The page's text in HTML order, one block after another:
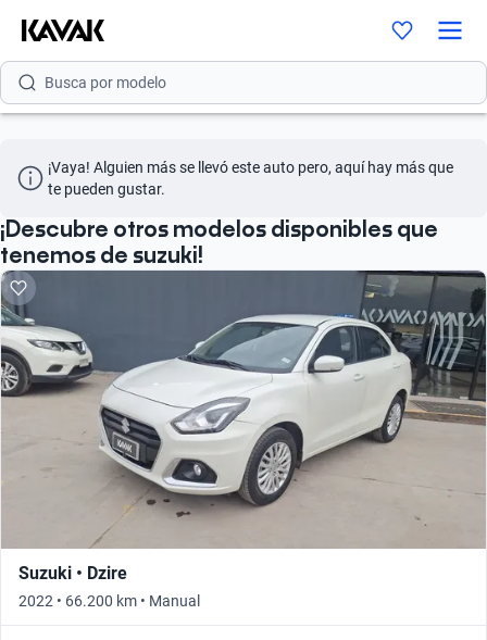
Busca por versión
Busca por marca
Busca por modelo
Busca por año
¡Vaya! Alguien más se llevó este auto pero, aquí hay más que
te pueden gustar.
¡Descubre otros modelos disponibles que
tenemos de suzuki!
Suzuki • Dzire
2022 • 66.200 km • Manual